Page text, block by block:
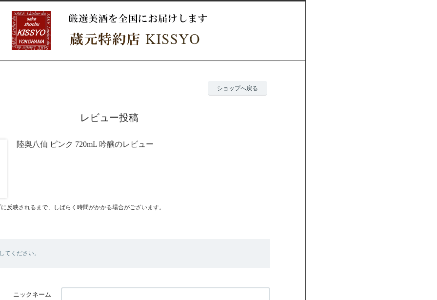
ショップへ戻る
レビュー投稿
陸奥八仙 ピンク 720mL 吟醸のレビュー
反映されるまで、しばらく時間がかかる場合がございます。
てください。
ニックネーム